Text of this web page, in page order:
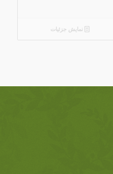
نمایش جزئیات